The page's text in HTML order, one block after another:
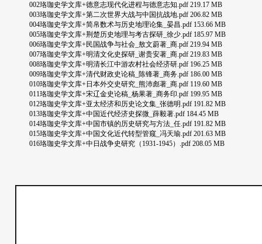
002珞珈史学文库+德意志现代化进程与德意志知.pdf 219.17 MB
003珞珈史学文库+第二次世界大战与中国抗战地.pdf 206.82 MB
004珞珈史学文库+简帛数术与历史地理论集_晏昌.pdf 153.66 MB
005珞珈史学文库+荆楚历史地理与考古探研_徐少.pdf 185.97 MB
006珞珈史学文库+民国战争与社会_敖文蔚著_商.pdf 219.94 MB
007珞珈史学文库+明清文化史探研_谢贵安著_商.pdf 219.83 MB
008珞珈史学文库+明清长江中游农村社会经济研.pdf 196.25 MB
009珞珈史学文库+清代财政史论稿_陈锋著_商务.pdf 186.00 MB
010珞珈史学文库+日本外交史研究_熊沛彪著_商.pdf 119.60 MB
011珞珈史学文库+宋辽金史论稿_杨果著_商务印.pdf 199.95 MB
012珞珈史学文库+亚太经济和历史论文集_张德明.pdf 191.82 MB
013珞珈史学文库+中国近代经济史探微_薛毅著.pdf 184.45 MB
014珞珈史学文库+中国市镇的历史研究与方法_任.pdf 191.82 MB
015珞珈史学文库+中国文化近代转型管窥_冯天瑜.pdf 201.63 MB
016珞珈史学文库+中日战争史研究（1931-1945）.pdf 208.05 MB